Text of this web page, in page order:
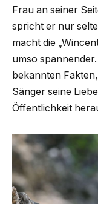
Frau an seiner
spricht er nur
macht die
umso
bekannten
Sänger seine
Öffentlichkeit